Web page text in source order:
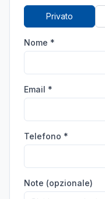
Privato
Nome *
Email *
Telefono *
Note (opzionale)